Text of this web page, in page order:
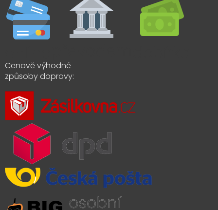
Cenově výhodné
způsoby dopravy: